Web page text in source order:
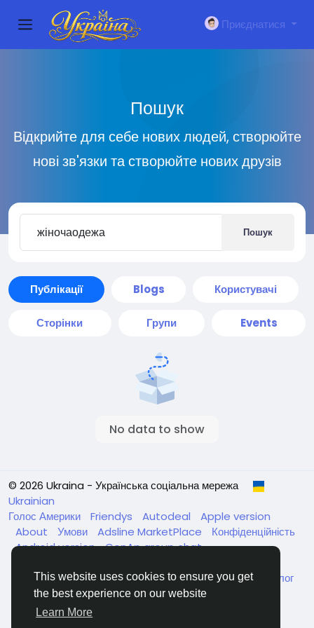
This website uses cookies to ensure you get
the best experience on our website
Learn More
Приєднатися
Пошук
Відкрийте для себе нових людей, створюйте
нові зв'язки та створюйте нових друзів
Пошук
Публікації Blogs Користувачі
Сторінки Групи Events
No data to show
© 2026 Ukraina - Українська соціальна мережа
Ukrainian
Голос Америки
Friendys Autodeal
Apple version
About
Умови Adsline MarketPlace
Конфіденційність
Android version GenAp group chat
Нагодуйте голодних та безпритульних в Україні
Каталог